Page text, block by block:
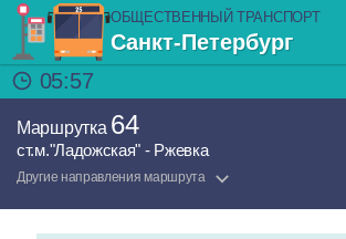
ОБЩЕСТВЕННЫЙ ТРАНСПОРТ
Санкт-Петербург
05:57
Маршрутка 64
ст.м."Ладожская" - Ржевка
Другие направления маршрута